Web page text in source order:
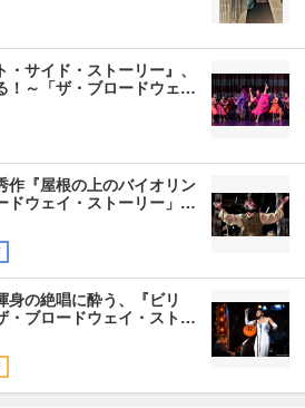
サイド・ストーリー』、
！～「ザ・ブロードウェ…
作『屋根の上のバイオリン
ドウェイ・ストーリー」…
の絶唱に酔う、『ビリ
・ブロードウェイ・スト…